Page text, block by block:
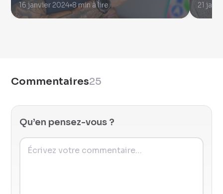
16 janvier 2024 8 min à lire 21
Commentaires25
Qu’en pensez-vous ?